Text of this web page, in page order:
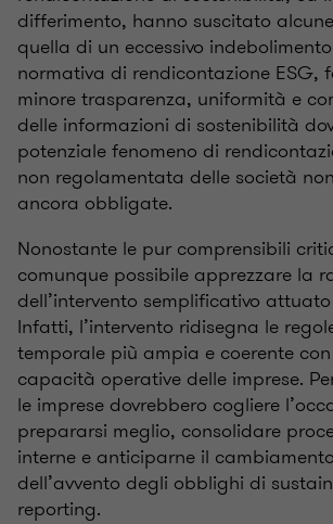
differimento, hanno suscitato
quella di un eccessivo
normativa di rendicontazione ESG,
minore trasparenza, uniformità e
delle informazioni di sostenibilità
potenziale fenomeno di
non regolamentata delle società
ancora obbligate.
Nonostante le pur comprensibili
comunque possibile apprezzare la
dell’intervento semplificativo
Infatti, l’intervento ridisegna le
temporale più ampia e coerente
capacità operative delle imprese.
le imprese dovrebbero cogliere
prepararsi meglio, consolidare
interne e anticiparne il
dell’avvento degli obblighi di
reporting.